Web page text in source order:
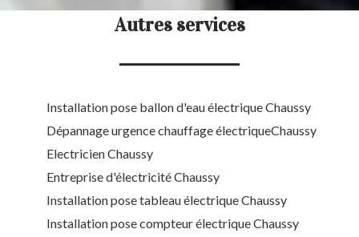
Autres services
Installation pose ballon d'eau électrique Chaussy
Dépannage urgence chauffage électriqueChaussy
Electricien Chaussy
Entreprise d'électricité Chaussy
Installation pose tableau électrique Chaussy
Installation pose compteur électrique Chaussy